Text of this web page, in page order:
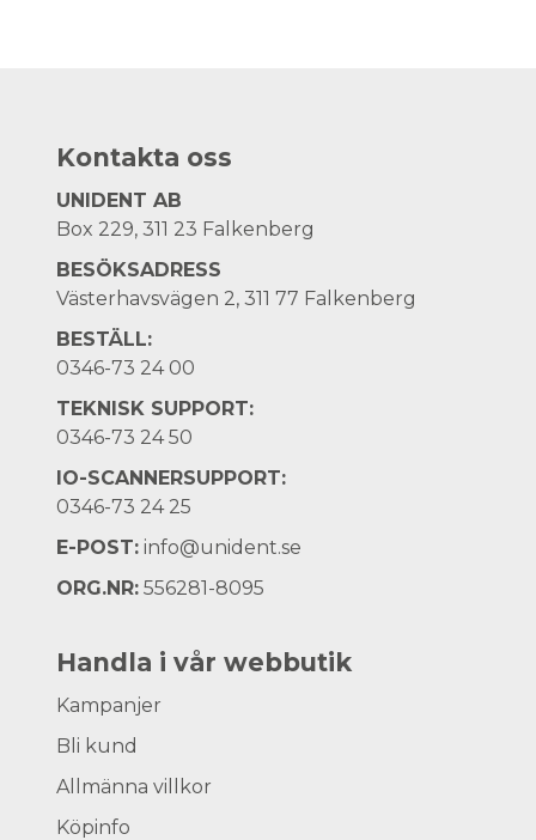
Kontakta oss
UNIDENT AB
Box 229, 311 23 Falkenberg
BESÖKSADRESS
Västerhavsvägen 2, 311 77 Falkenberg
BESTÄLL:
0346-73 24 00
TEKNISK SUPPORT:
0346-73 24 50
IO-SCANNERSUPPORT:
0346-73 24 25
E-POST: info@unident.se
ORG.NR: 556281-8095
Handla i vår webbutik
Kampanjer
Bli kund
Allmänna villkor
Köpinfo